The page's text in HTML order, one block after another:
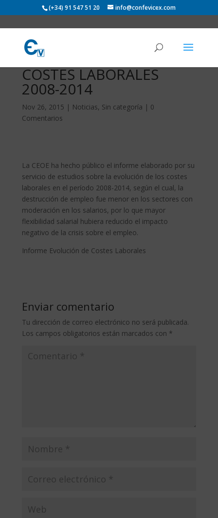
(+34) 91 547 51 20 info@confevicex.com
COSTES LABORALES
2008-2014
Nov 26, 2015 | Noticias, Sin categoría | 0
Comentarios
La CEOE ha hecho público el informe elaborado por su
servicio de estudios sobre la evolución de los costes
laborales en el período 2008-2014, según el cual, la
destrucción de empleo fue menor en los sectores con
moderación en los salarios, por lo que mayor
flexibilidad salarial hubiera reducido el impacto
negativo de la crisis sobre el empleo.
Informe Evolución de Costes Laborales
Enviar comentario
Tu dirección de correo electrónico no será publicada.
Los campos obligatorios están marcados con *